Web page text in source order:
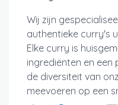
Wij zijn
authentieke curry's
Elke curry is
ingrediënten en een
de diversiteit van
meevoeren op een